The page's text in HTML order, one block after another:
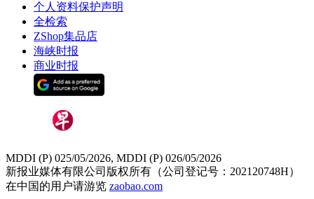
个人资料保护声明
全检索
ZShop集品店
海峡时报
商业时报
MDDI (P) 025/05/2026, MDDI (P) 026/05/2026
新报业媒体有限公司版权所有（公司登记号：202120748H）
在中国的用户请游览 zaobao.com